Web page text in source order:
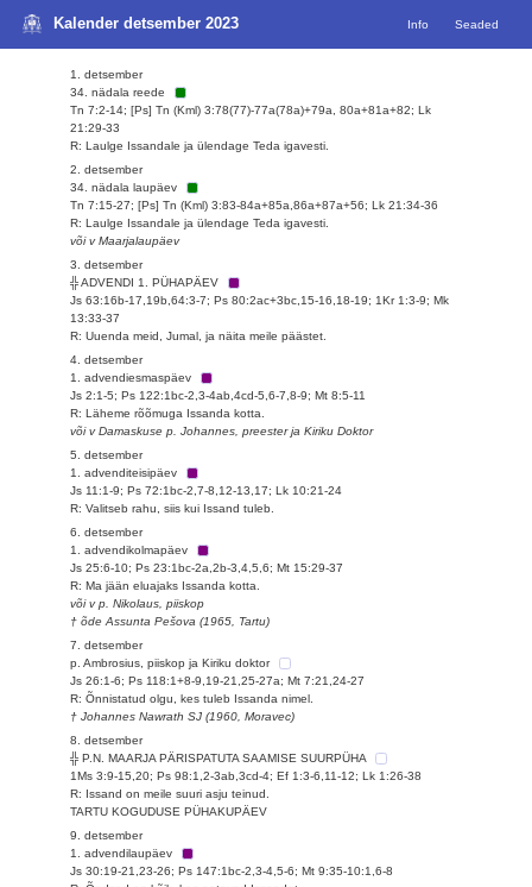
Kalender detsember 2023 Info Seaded
1. detsember
34. nädala reede
Tn 7:2-14; [Ps] Tn (Kml) 3:78(77)-77a(78a)+79a, 80a+81a+82; Lk
21:29-33
R: Laulge Issandale ja ülendage Teda igavesti.
2. detsember
34. nädala laupäev
Tn 7:15-27; [Ps] Tn (Kml) 3:83-84a+85a,86a+87a+56; Lk 21:34-36
R: Laulge Issandale ja ülendage Teda igavesti.
või v Maarjalaupäev
3. detsember
╬ ADVENDI 1. PÜHAPÄEV
Js 63:16b-17,19b,64:3-7; Ps 80:2ac+3bc,15-16,18-19; 1Kr 1:3-9; Mk
13:33-37
R: Uuenda meid, Jumal, ja näita meile päästet.
4. detsember
1. advendiesmaspäev
Js 2:1-5; Ps 122:1bc-2,3-4ab,4cd-5,6-7,8-9; Mt 8:5-11
R: Läheme rõõmuga Issanda kotta.
või v Damaskuse p. Johannes, preester ja Kiriku Doktor
5. detsember
1. advenditeisipäev
Js 11:1-9; Ps 72:1bc-2,7-8,12-13,17; Lk 10:21-24
R: Valitseb rahu, siis kui Issand tuleb.
6. detsember
1. advendikolmapäev
Js 25:6-10; Ps 23:1bc-2a,2b-3,4,5,6; Mt 15:29-37
R: Ma jään eluajaks Issanda kotta.
või v p. Nikolaus, piiskop
† õde Assunta Pešova (1965, Tartu)
7. detsember
p. Ambrosius, piiskop ja Kiriku doktor
Js 26:1-6; Ps 118:1+8-9,19-21,25-27a; Mt 7:21,24-27
R: Õnnistatud olgu, kes tuleb Issanda nimel.
† Johannes Nawrath SJ (1960, Moravec)
8. detsember
╬ P.N. MAARJA PÄRISPATUTA SAAMISE SUURPÜHA
1Ms 3:9-15,20; Ps 98:1,2-3ab,3cd-4; Ef 1:3-6,11-12; Lk 1:26-38
R: Issand on meile suuri asju teinud.
TARTU KOGUDUSE PÜHAKUPÄEV
9. detsember
1. advendilaupäev
Js 30:19-21,23-26; Ps 147:1bc-2,3-4,5-6; Mt 9:35-10:1,6-8